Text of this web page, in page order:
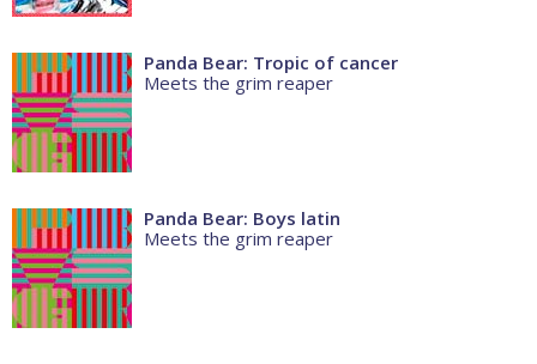
Panda Bear: Tropic of cancer
Meets the grim reaper
Panda Bear: Boys latin
Meets the grim reaper